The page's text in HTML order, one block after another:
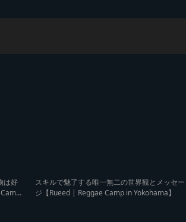
は好
i
スキルで魅了する唯一無二の世界観とメッセー
ジ【Rueed | Reggae Camp in Yokohama】